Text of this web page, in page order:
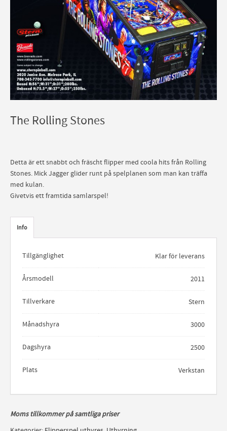
The Rolling Stones
Detta är ett snabbt och fräscht flipper med coola hits från Rolling
Stones. Mick Jagger glider runt på spelplanen som man kan träffa
med kulan.
Givetvis ett framtida samlarspel!
Info
Tillgänglighet Klar för leverans
Årsmodell 2011
Tillverkare Stern
Månadshyra 3000
Dagshyra 2500
Plats Verkstan
Moms tillkommer på samtliga priser